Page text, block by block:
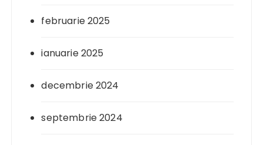
februarie 2025
ianuarie 2025
decembrie 2024
septembrie 2024